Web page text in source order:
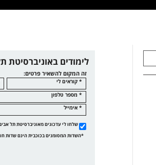
לימודים באוניברסיטת
זה המקום להשאיר פרטים:
* קוראים לי
* מספר טלפון
* אימייל
שלחו לי עדכונים מאוניברסיטת תל
*השדות המסומנים בכוכבית הינם שדות